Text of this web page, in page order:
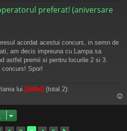
preferat! (aniversare
acordat acestui concurs, in semn de
am decis impreuna cu Lampa sa
astfel premii si pentru locurile 2 si 3.
Spor!
lui [Altfel] (total 2):
u